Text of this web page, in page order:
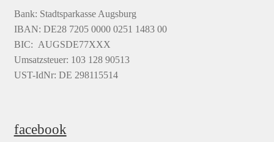
Bank: Stadtsparkasse Augsburg
IBAN: DE28 7205 0000 0251 1483 00
BIC: AUGSDE77XXX
Umsatzsteuer: 103 128 90513
UST-IdNr: DE 298115514
facebook